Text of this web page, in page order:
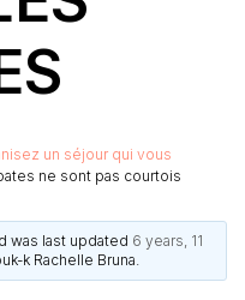
un séjour qui vous
ne sont pas courtois
was last updated 6 years, 11
k Rachelle Bruna.